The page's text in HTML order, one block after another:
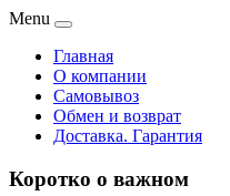
Menu
Главная
О компании
Самовывоз
Обмен и возврат
Доставка. Гарантия
Коротко о важном